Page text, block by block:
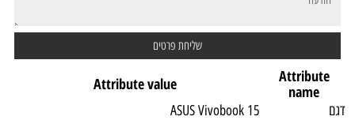
Attribute
name
Attribute value
דגם
ASUS Vivobook 15